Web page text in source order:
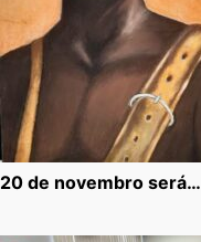
20 de novembro será…